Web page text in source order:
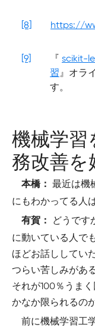
[8] https://
[9] 『 scikit-
習 』オラ
す。
機械学習
務改善を
本橋：
最近は機
にもわかってる人
有賀：
どうです
に動いている人で
ほどお話ししてい
つらい苦しみがあ
それが100％うま
かなか限られるの
前に機械学習工